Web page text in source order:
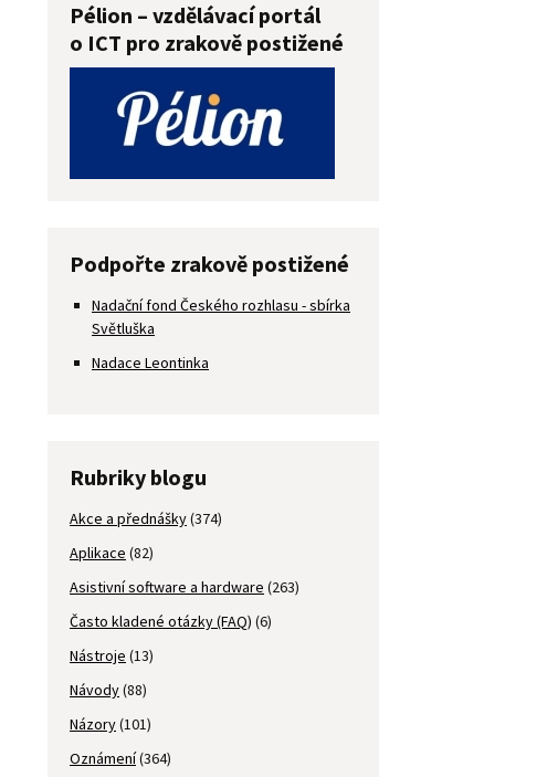
Pélion – vzdělávací portál
o ICT pro zrakově postižené
Podpořte zrakově postižené
Nadační fond Českého rozhlasu - sbírka
Světluška
Nadace Leontinka
Rubriky blogu
Akce a přednášky(374)
Aplikace (82)
Asistivní software a hardware (263)
Často kladené otázky (FAQ) (6)
Nástroje (13)
Návody(88)
Názory(101)
Oznámení(364)